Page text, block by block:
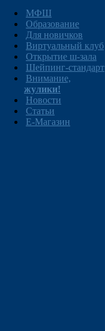
МФШ
Образование
Для новичков
Виртуальный клуб
Открытие ш-зала
Шейпинг-стандарт
Внимание,
жулики!
Новости
Статьи
E-Магазин